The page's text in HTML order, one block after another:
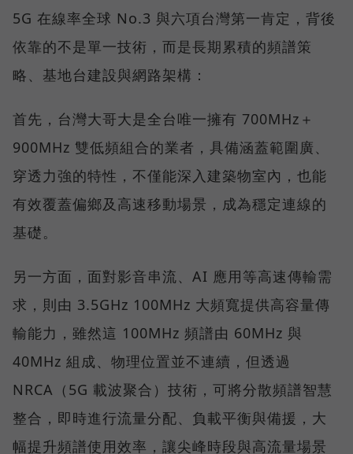
5G 在線率全球 No.3 與六項台灣第一肯定，背後
依靠的不是單一技術，而是長期累積的頻譜策
略、基地台建設與網路架構：
首先，台灣大哥大是全台唯一擁有 700MHz＋
900MHz 雙低頻組合的業者，具備涵蓋範圍廣、
穿透力強的特性，不僅能深入建築物室內，也能
有效覆蓋偏鄉及高速移動場景，成為穩定連線的
基礎。
另一方面，面對影音串流、AI 應用等高速傳輸需
求，則由 3.5GHz 100MHz 大頻寬提供高容量傳
輸能力，雖然這 100MHz 頻譜由 60MHz 與
40MHz 組成、物理位置並不連續，但透過
NRCA（5G 載波聚合）技術，可將分散頻譜智慧
整合，即時進行流量分配、負載平衡與備援，大
幅提升頻譜使用效率，讓尖峰時段與高流量場景